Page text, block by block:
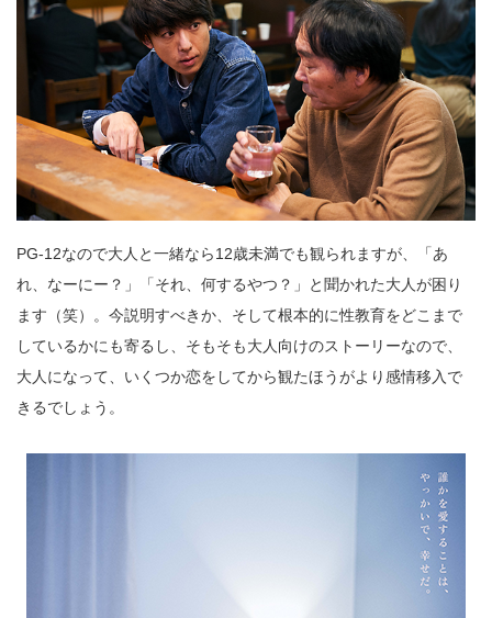
PG-12なので大人と一緒なら12歳未満でも観られますが、「あ
れ、なーにー？」「それ、何するやつ？」と聞かれた大人が困り
ます（笑）。今説明すべきか、そして根本的に性教育をどこまで
しているかにも寄るし、そもそも大人向けのストーリーなので、
大人になって、いくつか恋をしてから観たほうがより感情移入で
きるでしょう。